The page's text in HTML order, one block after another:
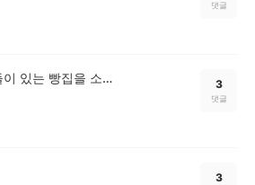
댓글
건강한 여러가지 재료들이 있는 빵집을 소개해요 3
댓글
3